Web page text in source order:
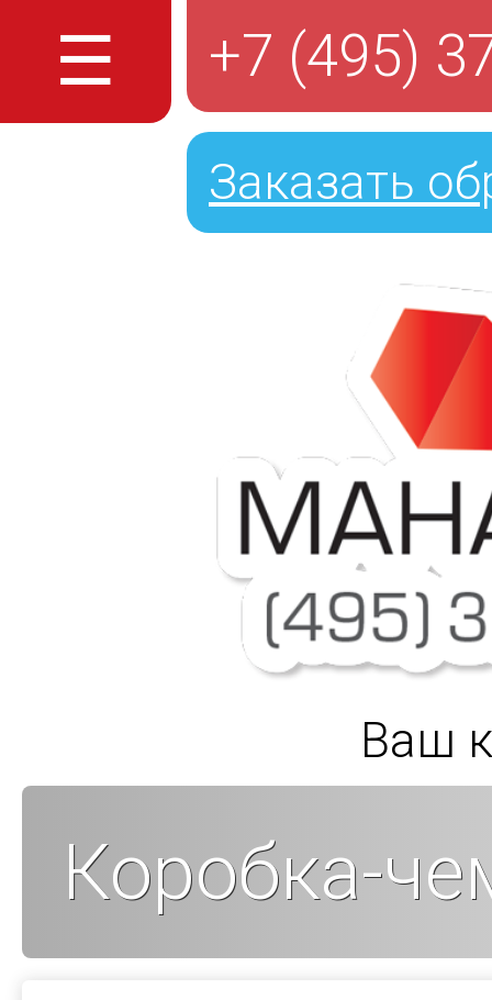
☰ +7 (495)
Заказать
Ваш
Коробка-